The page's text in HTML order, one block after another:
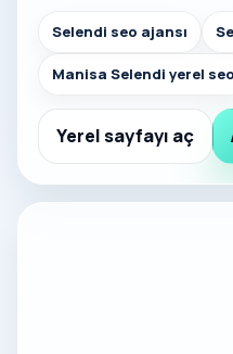
Selendi seo ajansı
Manisa Selendi yerel seo
Yerel sayfayı aç